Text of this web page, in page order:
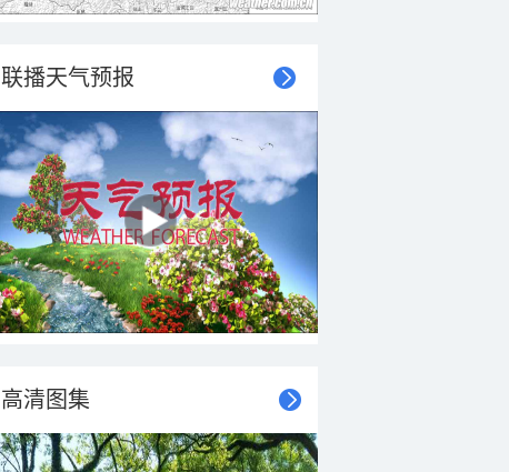
联播天气预报
高清图集